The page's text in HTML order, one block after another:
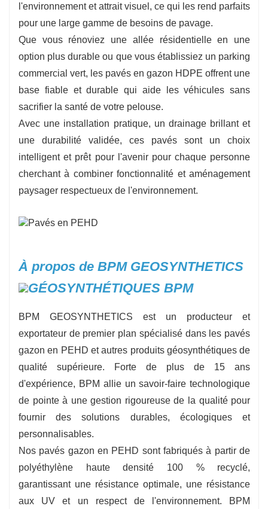
l'environnement et attrait visuel, ce qui les rend parfaits
pour une large gamme de besoins de pavage.
Que vous rénoviez une allée résidentielle en une
option plus durable ou que vous établissiez un parking
commercial vert, les pavés en gazon HDPE offrent une
base fiable et durable qui aide les véhicules sans
sacrifier la santé de votre pelouse.
Avec une installation pratique, un drainage brillant et
une durabilité validée, ces pavés sont un choix
intelligent et prêt pour l'avenir pour chaque personne
cherchant à combiner fonctionnalité et aménagement
paysager respectueux de l'environnement.
À propos de BPM GEOSYNTHETICS
BPM GEOSYNTHETICS est un producteur et
exportateur de premier plan spécialisé dans les pavés
gazon en PEHD et autres produits géosynthétiques de
qualité supérieure. Forte de plus de 15 ans
d'expérience, BPM allie un savoir-faire technologique
de pointe à une gestion rigoureuse de la qualité pour
fournir des solutions durables, écologiques et
personnalisables.
Nos pavés gazon en PEHD sont fabriqués à partir de
polyéthylène haute densité 100 % recyclé,
garantissant une résistance optimale, une résistance
aux UV et un respect de l'environnement. BPM